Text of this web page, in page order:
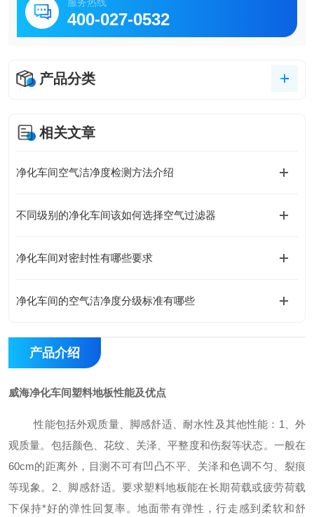
400-027-0532
产品分类
相关文章
净化车间空气洁净度检测方法介绍
不同级别的净化车间该如何选择空气过滤器
净化车间对密封性有哪些要求
净化车间的空气洁净度分级标准有哪些
产品介绍
威海净化车间塑料地板性能及优点
性能包括外观质量、脚感舒适、耐水性及其他性能 ： 1 、外
观质量。包括颜色、花纹、关泽、平整度和伤裂等状态。一般在
60cm的距离外，目测不可有凹凸不平、关泽和色调不匀、裂痕
等现象。 2、脚感舒适。要求塑料地板能在长期荷载或疲劳荷载
下保持*好的弹性回复率。地面带有弹性，行走感到柔软和舒